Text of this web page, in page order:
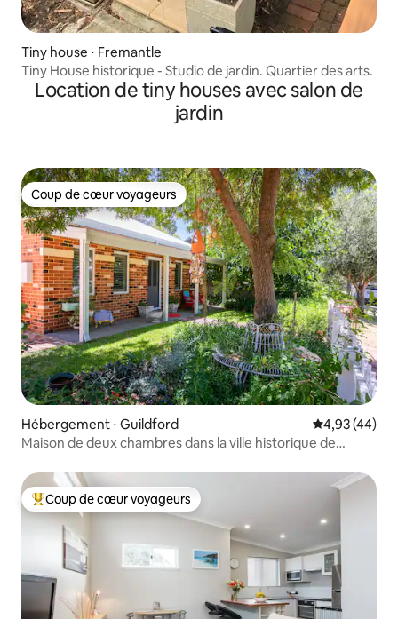
Tiny house ⋅ Fremantle
Tiny House historique - Studio de jardin. Quartier des arts.
Location de tiny houses avec salon de
jardin
Coup de cœur voyageurs
Coup de cœur voyageurs
Hébergement ⋅ Guildford Évaluation
4,93 (44)
Maison de deux chambres dans la ville historique de
Coups de cœur voyageurs les plus appréciés
Coup de cœur voyageurs